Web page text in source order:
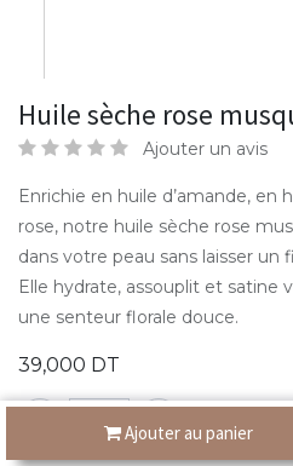
Ajouter au panier
Huile sèche rose
Ajouter un avis
Enrichie en huile d’amande, en
rose, notre huile sèche rose
dans votre peau sans laisser un
Elle hydrate, assouplit et satine
une senteur florale douce.
39,000 DT